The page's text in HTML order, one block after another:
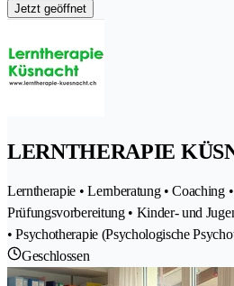
Jetzt geöffnet
LERNTHERAPIE
Lerntherapie • Lernberatung • Coaching
Prüfungsvorbereitung • Kinder- und
• Psychotherapie (Psychologische
Geschlossen